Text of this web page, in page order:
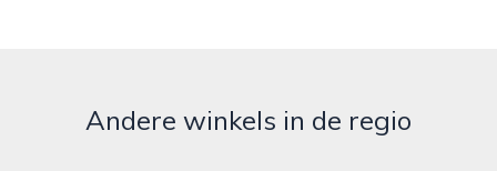
Andere winkels in de regio